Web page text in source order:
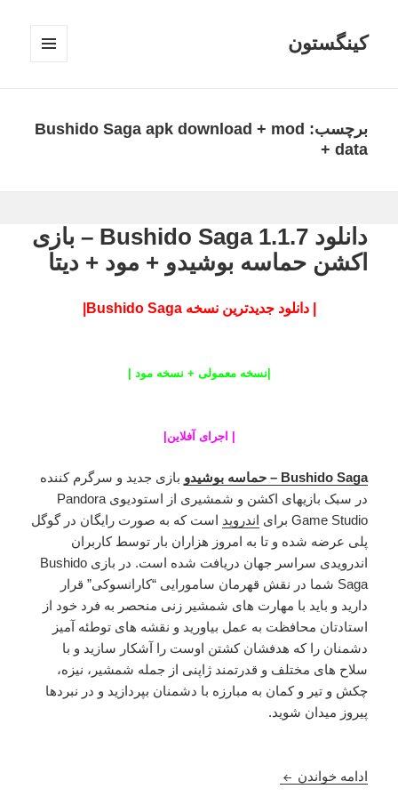
کینگستون
برچسب: Bushido Saga apk download + mod
+ data
دانلود Bushido Saga 1.1.7 – بازی
اکشن حماسه بوشیدو + مود + دیتا
| دانلود جدیدترین نسخه Bushido Saga|
نسخه معمولی + نسخه مود
اجرای آفلاین
Bushido Saga – حماسه بوشیدو
بازی جدید و سرگرم کننده
در سبک بازیهای اکشن و شمشیری از استودیوی Pandora
Game Studio برای
اندروید است که به صورت رایگان در گوگل
پلی عرضه شده و تا به امروز هزاران بار توسط کاربران
اندرویدی سراسر جهان دریافت شده است. در بازی Bushido
Saga شما در نقش قهرمان سامورایی “کارانسوکی” قرار
دارید و باید با مهارت های شمشیر زنی منحصر به فرد خود از
استادتان محافظت به عمل بیاورید و نقشه های توطئه آمیز
دشمنان را که هدفشان کشتن اوست را آشکار سازید و با
سلاح های مختلف و قدرتمند ژاپنی از جمله شمشیر، نیزه،
چکش و تیر و کمان به مبارزه با دشمنان بپردازید و در نبردها
پیروز میدان شوید.
ادامه خواندن دانلود Bushido Saga 1.1.7 – بازی اکشن حماسه بوشیدو + مود + دیتا